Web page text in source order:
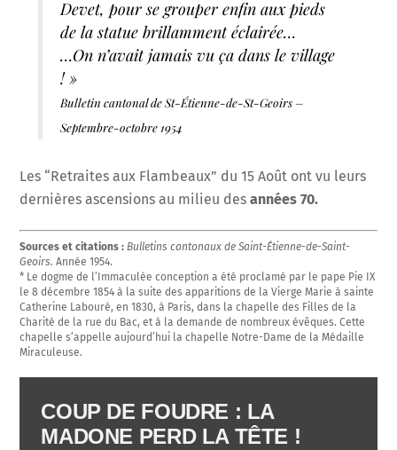
Devet, pour se grouper enfin aux pieds
de la statue brillamment éclairée…
…On n’avait jamais vu ça dans le village
! »
Bulletin cantonal de St-Étienne-de-St-Geoirs –
Septembre-octobre 1954
Les “Retraites aux Flambeaux” du 15 Août ont vu leurs
dernières ascensions au milieu desannées 70.
Sources et citations : Bulletins cantonaux de Saint-Étienne-de-Saint-
Geoirs.Année 1954.
* Le dogme de l’Immaculée conception a été proclamé par le pape Pie IX
le 8 décembre 1854 à la suite des apparitions de la Vierge Marie à sainte
Catherine Labouré, en 1830, à Paris, dans la chapelle des Filles de la
Charité de la rue du Bac, et à la demande de nombreux évêques. Cette
chapelle s’appelle aujourd’hui la chapelle Notre-Dame de la Médaille
Miraculeuse.
COUP DE FOUDRE : LA
MADONE PERD LA TÊTE !